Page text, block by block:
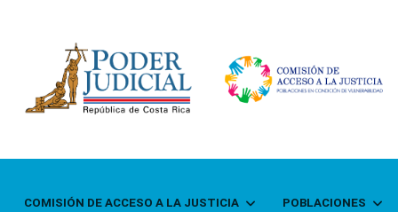
COMISIÓN DE ACCESO A LA JUSTICIA POBLACIONES